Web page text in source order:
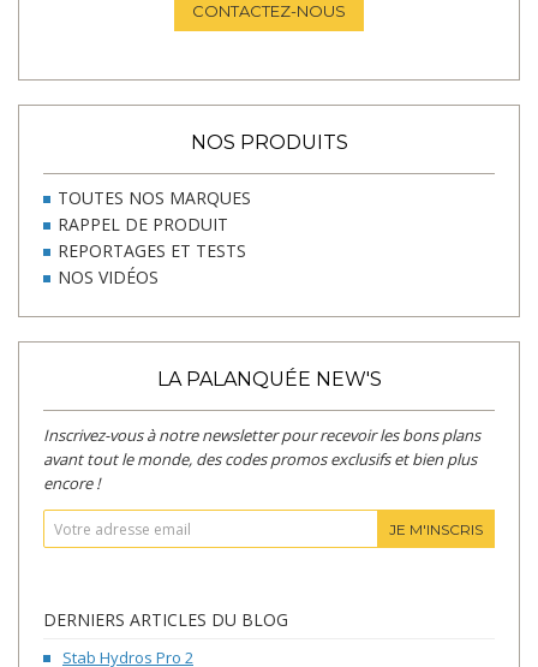
CONTACTEZ-NOUS
NOS PRODUITS
TOUTES NOS MARQUES
RAPPEL DE PRODUIT
REPORTAGES ET TESTS
NOS VIDÉOS
LA PALANQUÉE NEW'S
Inscrivez-vous à notre newsletter pour recevoir les bons plans
avant tout le monde, des codes promos exclusifs et bien plus
encore !
JE M'INSCRIS
DERNIERS ARTICLES DU BLOG
Stab Hydros Pro 2